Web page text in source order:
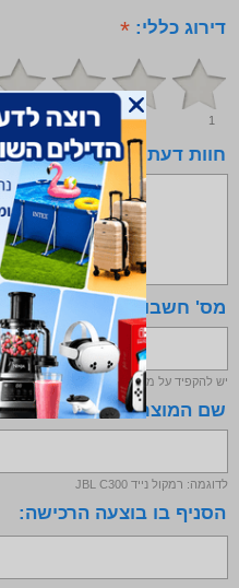
דירוג כללי: *
1
חוות דעת - המלצה שלי(מינימום
מס' חשבונית/קבלה:
יש להקפיד על מס' תקין לצורך אימותקרא עוד
שם המוצר/דגם:*
לדוגמה: רמקול נייד JBL C300
הסניף בו בוצעה הרכישה: